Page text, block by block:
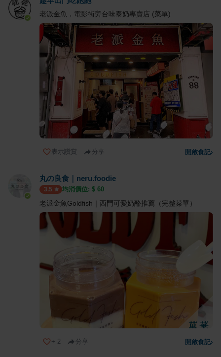
老派金魚，電影街旁台味泰奶專賣店 (菜單)
表示讚賞 分享 開啟食記›
丸の良食｜neru.foodie
3.5 均消價位: $ 60
老派金魚Goldfish｜西門可愛奶酪推薦（完整菜單）
+ 2 分享 開啟食記›